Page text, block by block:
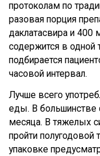
протоколам по
разовая порция
даклатасвира и 400
содержится в одной
подбирается
часовой интервал.
Лучше всего
еды. В большинстве
месяца. В тяжелых
пройти полугодовой
упаковке